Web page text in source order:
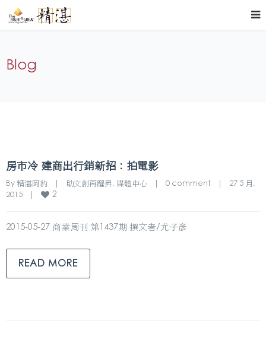
Blog
房市冷 建商出行銷新招：拍電影
By 精湛阿豹 助文創再躍昇, 媒體中心 0 comment
27 5 月,
2015
2
2015-05-27 商業周刊 第1437期 撰文者/尤子彥
READ MORE